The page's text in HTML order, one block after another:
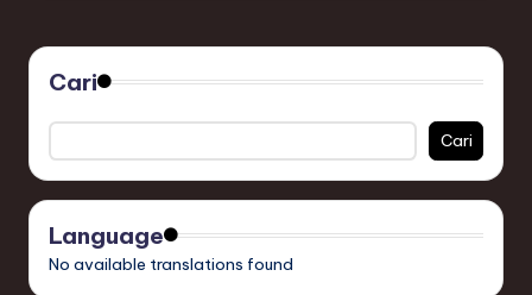
Cari
Cari
Language
No available translations found